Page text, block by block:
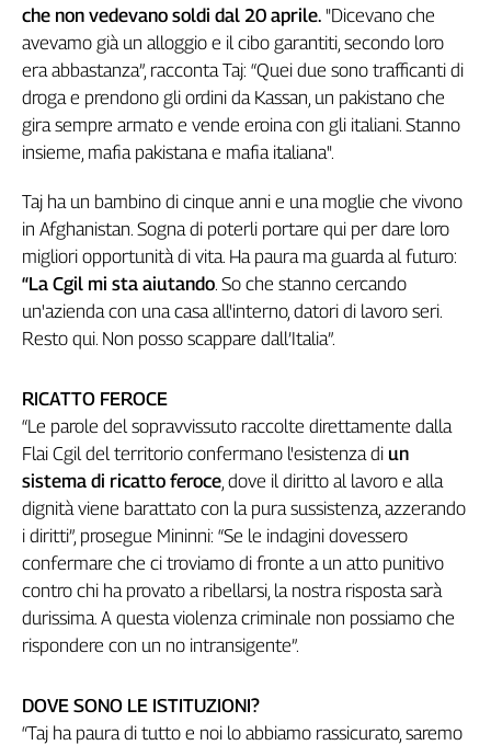
Lombardia
Marche
Piemonte
Puglia
Sardegna
Sicilia
Trentino
Umbria
Valle
D'Aosta
Veneto
Storico
1955-
2014
Contatti
La
Newsletter
che non vedevano soldi dal 20 aprile. "Dicevano che
avevamo già un alloggio e il cibo garantiti, secondo loro
era abbastanza”, racconta Taj: “Quei due sono trafficanti di
droga e prendono gli ordini da Kassan, un pakistano che
gira sempre armato e vende eroina con gli italiani. Stanno
insieme, mafia pakistana e mafia italiana".
Taj ha un bambino di cinque anni e una moglie che vivono
in Afghanistan. Sogna di poterli portare qui per dare loro
migliori opportunità di vita. Ha paura ma guarda al futuro:
“La Cgil mi sta aiutando. So che stanno cercando
un'azienda con una casa all'interno, datori di lavoro seri.
Resto qui. Non posso scappare dall’Italia”.
RICATTO FEROCE
“Le parole del sopravvissuto raccolte direttamente dalla
Flai Cgil del territorio confermano l'esistenza di un
sistema di ricatto feroce, dove il diritto al lavoro e alla
dignità viene barattato con la pura sussistenza, azzerando
i diritti”, prosegue Mininni: “Se le indagini dovessero
confermare che ci troviamo di fronte a un atto punitivo
contro chi ha provato a ribellarsi, la nostra risposta sarà
durissima. A questa violenza criminale non possiamo che
rispondere con un no intransigente”.
DOVE SONO LE ISTITUZIONI?
“Taj ha paura di tutto e noi lo abbiamo rassicurato, saremo